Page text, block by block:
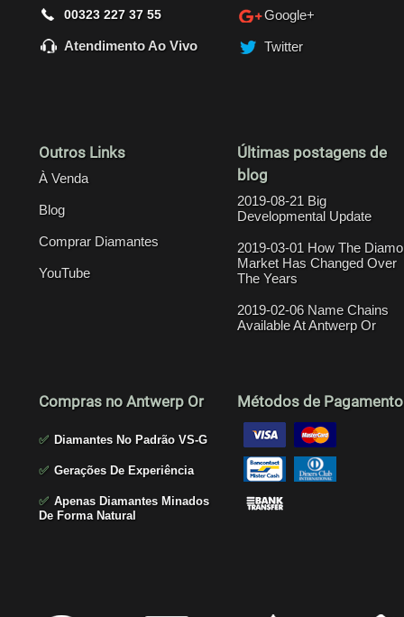
00323 227 37 55
Atendimento Ao Vivo
Google+
Twitter
Outros Links
À Venda
Blog
Comprar Diamantes
YouTube
Últimas postagens de
blog
2019-08-21 Big
Developmental Update
2019-03-01 How The
Market Has Changed Over
The Years
2019-02-06 Name Chains
Available At Antwerp Or
Compras no Antwerp Or
✅ Diamantes No Padrão VS-G
✅ Gerações De Experiência
✅ Apenas Diamantes Minados
De Forma Natural
Métodos de Pagamento